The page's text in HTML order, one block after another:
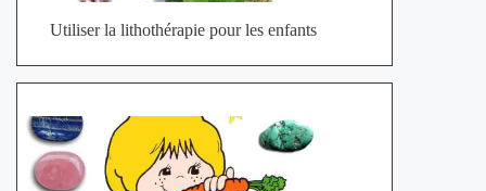
Utiliser la lithothérapie pour les enfants